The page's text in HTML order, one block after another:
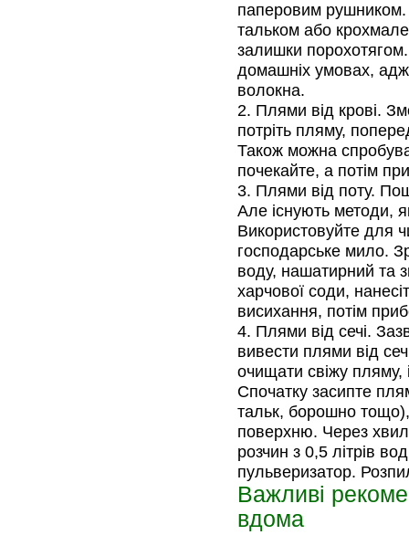
паперовим рушником.
тальком або
залишки
домашніх умовах,
волокна.
Плями від крові.
потріть пляму,
Також можна
почекайте, а потім
Плями від поту.
Але існують методи,
Використовуйте для
господарське мило.
воду, нашатирний та
харчової соди,
висихання, потім
Плями від сечі.
вивести плями від
очищати свіжу
Спочатку засипте
тальк, борошно
поверхню. Через
розчин з 0,5 літрів
пульверизатор.
Важливі
вдома